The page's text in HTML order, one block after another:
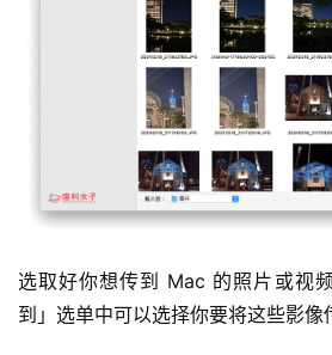
选取好你想传到 Mac 的照片或视
到」选单中可以选择你要将这些影像